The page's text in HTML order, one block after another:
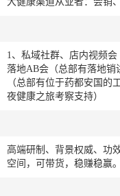
1、私域社群、店内视频会
落地AB会（总部有落地销
（总部有位于药都安国的
夜健康之旅考察支持）
高端研制、背景权威、功
空间，可带货，稳赚稳赢。